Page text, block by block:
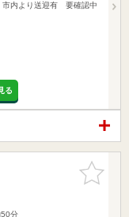
市内より送迎有 要確認中
る
お気に入
りに追加
分